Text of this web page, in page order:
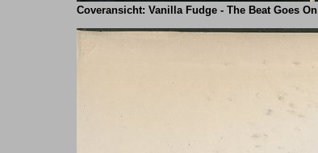
Coveransicht: Vanilla Fudge - The Beat Goes On